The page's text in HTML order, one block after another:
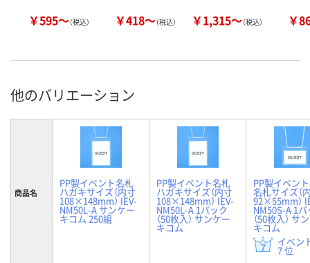
￥595～（税込） ￥418～（税込） ￥1,315～（税込） ￥
他のバリエーション
商品名
PP製イベント名札
ハガキサイズ（内寸
108×148mm） IEV-
NM50L-A サンケー
キコム 250組
PP製イベント名札
ハガキサイズ（内寸
108×148mm） IEV-
NM50L-A 1パック
（50枚入） サンケー
キコム
PP製イベン
名札サイズ（
92×55mm）
NM50S-A 1
（50枚入） サ
キコム
イベン
7 位